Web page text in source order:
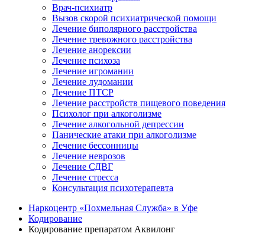
Врач-психиатр
Вызов скорой психиатрической помощи
Лечение биполярного расстройства
Лечение тревожного расстройства
Лечение анорексии
Лечение психоза
Лечение игромании
Лечение лудомании
Лечение ПТСР
Лечение расстройств пищевого поведения
Психолог при алкоголизме
Лечение алкогольной депрессии
Панические атаки при алкоголизме
Лечение бессонницы
Лечение неврозов
Лечение СДВГ
Лечение стресса
Консультация психотерапевта
Наркоцентр «Похмельная Служба» в Уфе
Кодирование
Кодирование препаратом Аквилонг